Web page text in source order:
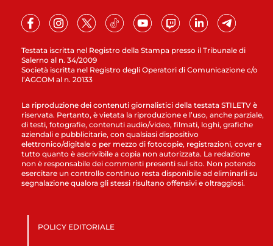
Testata iscritta nel Registro della Stampa presso il Tribunale di
Salerno al n. 34/2009
Società iscritta nel Registro degli Operatori di Comunicazione c/o
l’AGCOM al n. 20133
La riproduzione dei contenuti giornalistici della testata STILETV è
riservata. Pertanto, è vietata la riproduzione e l’uso, anche parziale,
di testi, fotografie, contenuti audio/video, filmati, loghi, grafiche
aziendali e pubblicitarie, con qualsiasi dispositivo
elettronico/digitale o per mezzo di fotocopie, registrazioni, cover e
tutto quanto è ascrivibile a copia non autorizzata. La redazione
non è responsabile dei commenti presenti sul sito. Non potendo
esercitare un controllo continuo resta disponibile ad eliminarli su
segnalazione qualora gli stessi risultano offensivi e oltraggiosi.
POLICY EDITORIALE